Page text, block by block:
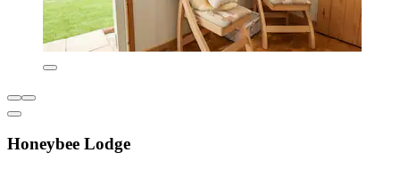
Honeybee Lodge